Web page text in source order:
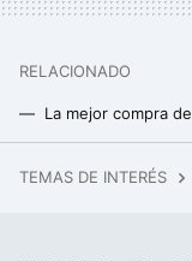
RELACIONADO
TEMAS DE INTERÉS